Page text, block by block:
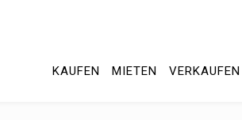
KAUFEN MIETEN VERKAUFEN